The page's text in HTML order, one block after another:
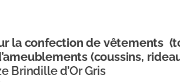
la confection de vêtements
(coussins,
Brindille d’Or Gris